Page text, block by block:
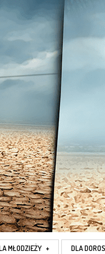
DLA
MŁODZIEŻY +